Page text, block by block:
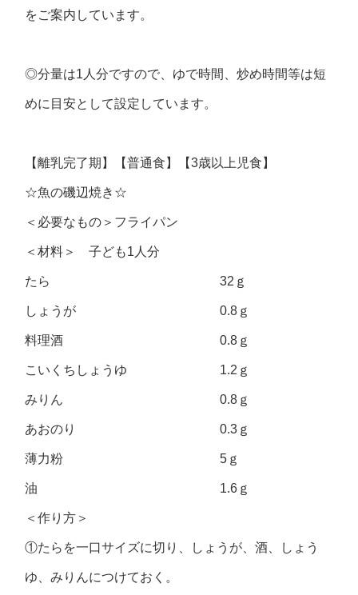
をご案内しています。
◎分量は1人分ですので、ゆで時間、炒め時間等は短
めに目安として設定しています。
【離乳完了期】【普通食】【3歳以上児食】
☆魚の磯辺焼き☆
＜必要なもの＞フライパン
＜材料＞ 子ども1人分
たら 32ｇ
しょうが 0.8ｇ
料理酒 0.8ｇ
こいくちしょうゆ 1.2ｇ
みりん 0.8ｇ
あおのり 0.3ｇ
薄力粉 5ｇ
油 1.6ｇ
＜作り方＞
①たらを一口サイズに切り、しょうが、酒、しょう
ゆ、みりんにつけておく。